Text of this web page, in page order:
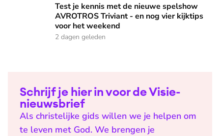
Test je kennis met de nieuwe spelshow AVROTROS
Test je kennis met de nieuwe spelshow
AVROTROS Triviant - en nog vier kijktips
voor het weekend
2 dagen geleden
Schrijf je hier in voor de Visie-
nieuwsbrief
Als christelijke gids willen we je helpen om
te leven met God. We brengen je